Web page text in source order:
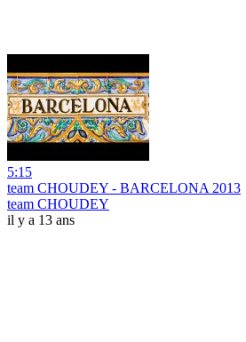
5:15
team CHOUDEY - BARCELONA 2013
team CHOUDEY
il y a 13 ans